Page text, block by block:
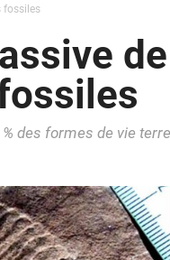
fossiles
des formes de vie